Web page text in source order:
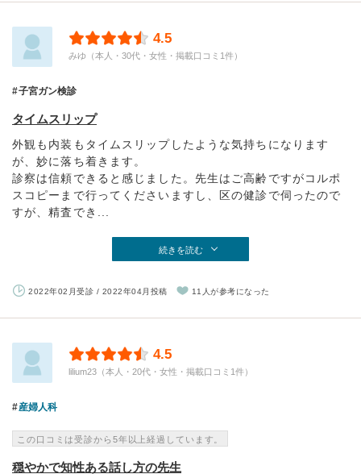
4.5
みゆ（本人・30代・女性・掲載口コミ1件）
子宮ガン検診
タイムスリップ
外観も内装もタイムスリップしたような気持ちになります
が、妙に落ち着きます。
診察は信頼できると感じました。先生はご高齢ですがコルポ
スコピーまで行ってくださいますし、区の健診で伺ったので
すが、精査でき...
続きを読む
2022年02月受診 / 2022年04月投稿 11人が参考になった
4.5
lilium23（本人・20代・女性・掲載口コミ1件）
産婦人科
この口コミは受診から5年以上経過しています。
穏やかで知性ある話し方の先生